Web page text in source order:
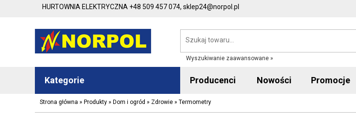
HURTOWNIA ELEKTRYCZNA +48 509 457 074, sklep24@norpol.pl
Wyszukiwanie zaawansowane »
Kategorie Producenci Nowości Promocje
Strona główna » Produkty » Dom i ogród » Zdrowie » Termometry